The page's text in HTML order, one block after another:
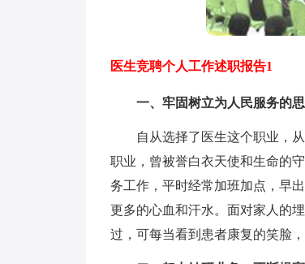
医生竞聘个人工作述职报告1
一、牢固树立为人民服务的
自从选择了医生这个职业，从
职业，曾被誉白衣天使和生命的
务工作，平时经常加班加点，早
更多的心血和汗水。面对家人的
过，可每当看到患者康复的笑脸